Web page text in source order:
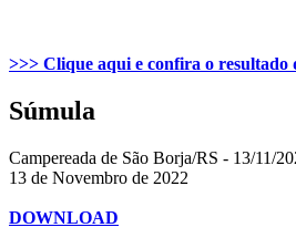
>>> Clique aqui e confira o resultado
Súmula
Campereada de São Borja/RS - 13/11/
13 de Novembro de 2022
DOWNLOAD